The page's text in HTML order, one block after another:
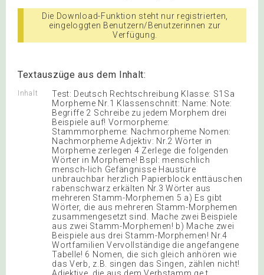
Die Download-Funktion steht nur registrierten,
eingeloggten Benutzern/Benutzerinnen zur
Verfügung.
Textauszüge aus dem Inhalt:
Inhalt
Test: Deutsch Rechtschreibung Klasse: S1Sa
Morpheme Nr.1 Klassenschnitt: Name: Note:
Begriffe 2 Schreibe zu jedem Morphem drei
Beispiele auf! Vormorpheme:
Stammmorpheme: Nachmorpheme Nomen:
Nachmorpheme Adjektiv: Nr.2 Wörter in
Morpheme zerlegen 4 Zerlege die folgenden
Wörter in Morpheme! Bspl: menschlich
mensch-lich Gefängnisse Haustüre
unbrauchbar herzlich Papierblock enttäuschen
rabenschwarz erkälten Nr.3 Wörter aus
mehreren Stamm-Morphemen 5 a) Es gibt
Wörter, die aus mehreren Stamm-Morphemen
zusammengesetzt sind. Mache zwei Beispiele
aus zwei Stamm-Morphemen! b) Mache zwei
Beispiele aus drei Stamm-Morphemen! Nr.4
Wortfamilien Vervollständige die angefangene
Tabelle! 6 Nomen, die sich gleich anhören wie
das Verb, z.B. singen das Singen, zählen nicht!
Adjektive, die aus dem Verbstamm ge t